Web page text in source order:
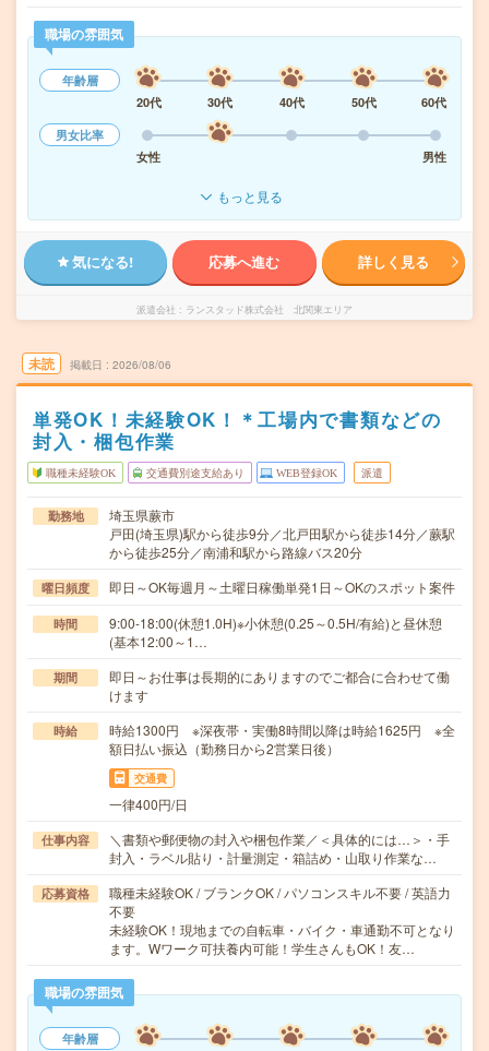
職場の雰囲気
年齢層
20代
30代 40代 50代
60代
男女比率
女性
男性
もっと見る
気になる! 応募へ進む 詳しく見る
派遣会社 ランスタッド株式会社 北関東エリア
未読 掲載日 2026/08/06
単発OK！未経験OK！＊工場内で書類などの
封入・梱包作業
職種未経験OK 交通費別途支給あり WEB登録OK 派遣
勤務地
埼玉県蕨市
戸田(埼玉県)駅から徒歩9分／北戸田駅から徒歩14分／蕨駅
から徒歩25分／南浦和駅から路線バス20分
曜日頻度 即日～OK毎週月～土曜日稼働単発1日～OKのスポット案件
時間
9:00-18:00(休憩1.0H)※小休憩(0.25～0.5H/有給)と昼休憩
(基本12:00～1…
期間
即日～お仕事は長期的にありますのでご都合に合わせて働
けます
時給
時給1300円 ※深夜帯・実働8時間以降は時給1625円 ※全
額日払い振込（勤務日から2営業日後）
交通費
一律400円/日
仕事内容
＼書類や郵便物の封入や梱包作業／＜具体的には…＞・手
封入・ラベル貼り・計量測定・箱詰め・山取り作業な…
応募資格
職種未経験OK / ブランクOK / パソコンスキル不要 / 英語力
不要
未経験OK！現地までの自転車・バイク・車通勤不可となり
ます。Wワーク可扶養内可能！学生さんもOK！友…
職場の雰囲気
年齢層